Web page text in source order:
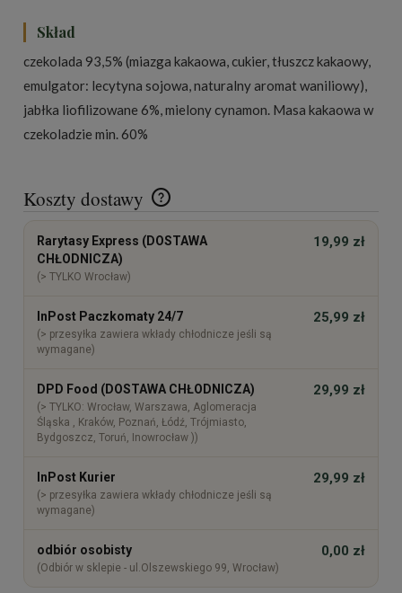
Skład
czekolada 93,5% (miazga kakaowa, cukier, tłuszcz kakaowy,
emulgator: lecytyna sojowa, naturalny aromat waniliowy),
jabłka liofilizowane 6%, mielony cynamon. Masa kakaowa w
czekoladzie min. 60%
Koszty dostawy
Cena nie zawiera ewentualnych kosztów płatności
Rarytasy Express (DOSTAWA
CHŁODNICZA)
(> TYLKO Wrocław)
19,99 zł
InPost Paczkomaty 24/7
(> przesyłka zawiera wkłady chłodnicze jeśli są
wymagane)
25,99 zł
DPD Food (DOSTAWA CHŁODNICZA)
(> TYLKO: Wrocław, Warszawa, Aglomeracja
Śląska , Kraków, Poznań, Łódź, Trójmiasto,
Bydgoszcz, Toruń, Inowrocław ))
29,99 zł
InPost Kurier
(> przesyłka zawiera wkłady chłodnicze jeśli są
wymagane)
29,99 zł
odbiór osobisty
(Odbiór w sklepie - ul.Olszewskiego 99, Wrocław)
0,00 zł